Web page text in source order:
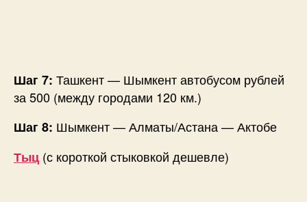
Шаг 7: Ташкент — Шымкент автобусом рублей
за 500 (между городами 120 км.)
Шаг 8: Шымкент — Алматы/Астана — Актобе
Тыц (с короткой стыковкой дешевле)